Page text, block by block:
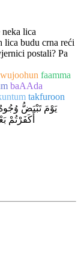
neka lica
lica budu crna reći
postali? Pa
wujoohun faamma
baAAda
takfuroon
يَوْمَ تَبْيَضُّ
أَكَفَرْتُمْ